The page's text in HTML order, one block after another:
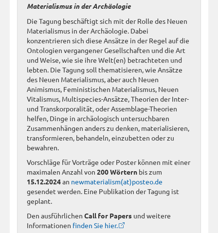
Materialismus in der Archäologie
Die Tagung beschäftigt sich mit der Rolle des Neuen
Materialismus in der Archäologie. Dabei
konzentrieren sich diese Ansätze in der Regel auf die
Ontologien vergangener Gesellschaften und die Art
und Weise, wie sie ihre Welt(en) betrachteten und
lebten. Die Tagung soll thematisieren, wie Ansätze
des Neuen Materialismus, aber auch Neuen
Animismus, Feministischen Materialismus, Neuen
Vitalismus, Multispecies-Ansätze, Theorien der Inter-
und Transkorporalität, oder Assemblage-Theorien
helfen, Dinge in archäologisch untersuchbaren
Zusammenhängen anders zu denken, materialisieren,
transformieren, behandeln, einzubetten oder zu
bewahren.
Vorschläge für Vorträge oder Poster können mit einer
maximalen Anzahl von 200 Wörtern bis zum
15.12.2024an newmaterialism(at)posteo.de
gesendet werden. Eine Publikation der Tagung ist
geplant.
Den ausführlichen Call for Papers und weitere
Informationen finden Sie hier.